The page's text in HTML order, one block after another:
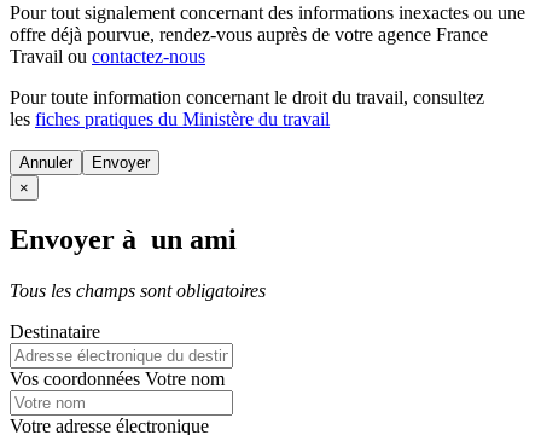
Pour tout signalement concernant des informations inexactes ou une
offre déjà pourvue, rendez-vous auprès de votre agence France
Travail ou contactez-nous
Pour toute information concernant le droit du travail, consultez
les fiches pratiques du Ministère du travail
Annuler
×
Envoyer à un ami
Tous les champs sont obligatoires
Destinataire
Vos coordonnées Votre nom
Votre adresse électronique